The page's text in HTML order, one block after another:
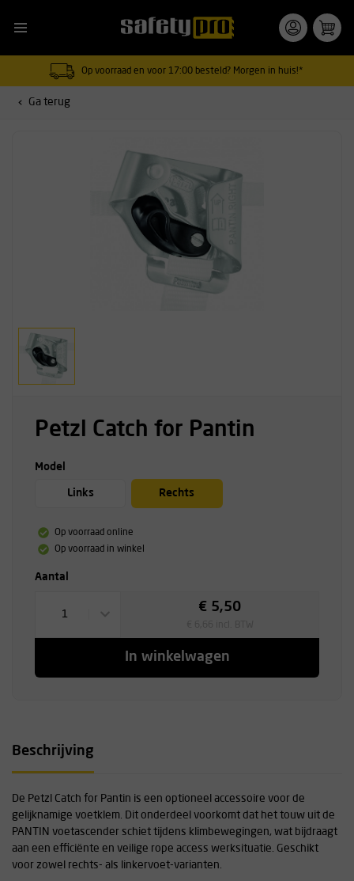
Op voorraad en voor 17:00 besteld? Morgen in huis!*
Ga terug
Petzl Catch for Pantin
Model
Links Rechts
Op voorraad online
Op voorraad in winkel
Aantal
1
€ 5,50
In winkelwagen
Beschrijving
De Petzl Catch for Pantin is een optioneel accessoire voor de
gelijknamige voetklem. Dit onderdeel voorkomt dat het touw uit de
PANTIN voetascender schiet tijdens klimbewegingen, wat bijdraagt
aan een efficiënte en veilige rope access werksituatie. Geschikt
voor zowel rechts- als linkervoet-varianten.